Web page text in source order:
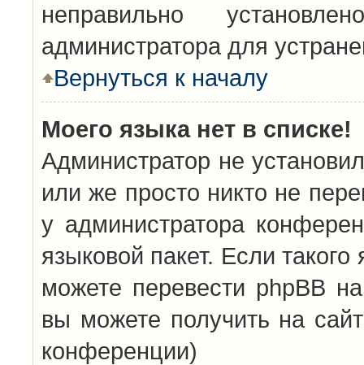
неправильно
администратора для
Вернуться к началу
Моего языка нет в списке!
Администратор не
или же просто никто не
у администратора
языковой пакет. Если
можете перевести phpBB
вы можете получить на
конференции)